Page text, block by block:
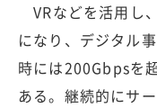
VRなどを活用し
になり、デジタル
時には200Gbpsを
ある。継続的にサ